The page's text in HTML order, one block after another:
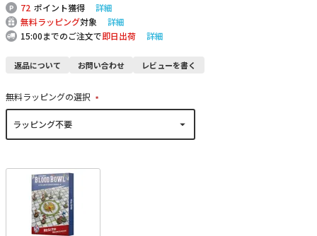
72 ポイント獲得
詳細
無料ラッピング対象
詳細
15:00までのご注文で即日出荷 詳細
返品について お問い合わせ レビューを書く
無料ラッピングの選択
(